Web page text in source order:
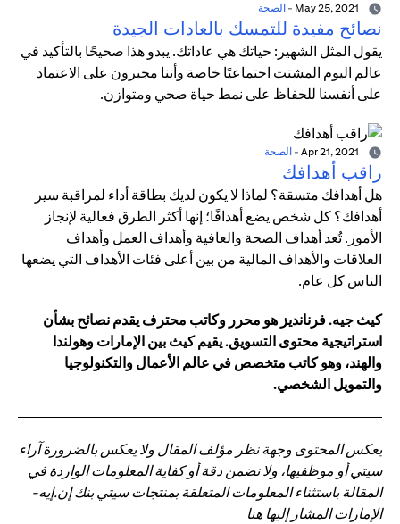
- الصحة
نصائح مفيدة للتمسك بالعادات الجيدة
يقول المثل الشهير: حياتك هي عاداتك. يبدو هذا صحيحًا بالتأكيد في
عالم اليوم المشتت اجتماعيًا خاصة وأننا مجبرون على الاعتماد
على أنفسنا للحفاظ على نمط حياة صحي ومتوازن.
- الصحة
راقب أهدافك
هل أهدافك متسقة؟ لماذا لا يكون لديك بطاقة أداء لمراقبة سير
أهدافك؟ كل شخص يضع أهدافًا؛ إنها أكثر الطرق فعالية لإنجاز
الأمور. تُعد أهداف الصحة والعافية وأهداف العمل وأهداف
العلاقات والأهداف المالية من بين أعلى فئات الأهداف التي يضعها
الناس كل عام.
كيث جيه. فرنانديز هو محرر وكاتب محترف يقدم نصائح بشأن
استراتيجية محتوى التسويق. يقيم كيث بين الإمارات وهولندا
والهند، وهو كاتب متخصص في عالم الأعمال والتكنولوجيا
والتمويل الشخصي.
يعكس المحتوى وجهة نظر مؤلف المقال ولا يعكس بالضرورة آراء
سيتي أو موظفيها، ولا نضمن دقة أو كفاية المعلومات الواردة في
المقالة باستثناء المعلومات المتعلقة بمنتجات سيتي بنك إن.إيه-
الإمارات المشار إليها هنا